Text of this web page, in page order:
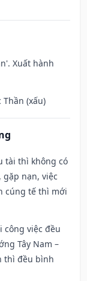
Xuất hành
(xấu)
tài thì không có
nạn, việc
cúng tế thì mới
công việc đều
Tây Nam –
thì đều bình